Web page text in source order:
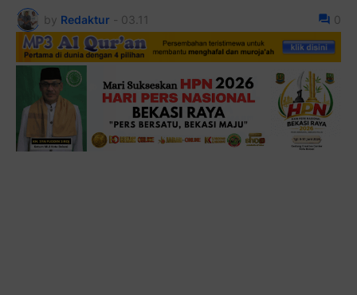
by Redaktur - 03.11 0